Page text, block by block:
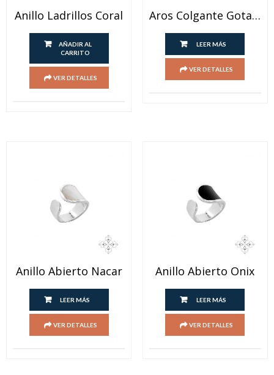
Anillo Ladrillos Coral
AÑADIR AL
CARRITO
VER DETALLES
Aros Colgante Gota Onix Y Lapislazuli
LEER MÁS
VER DETALLES
Anillo Abierto Nacar
LEER MÁS
VER DETALLES
Anillo Abierto Onix
LEER MÁS
VER DETALLES